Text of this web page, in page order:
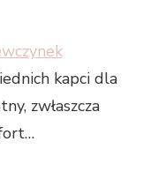
kapci dla
zwłaszcza